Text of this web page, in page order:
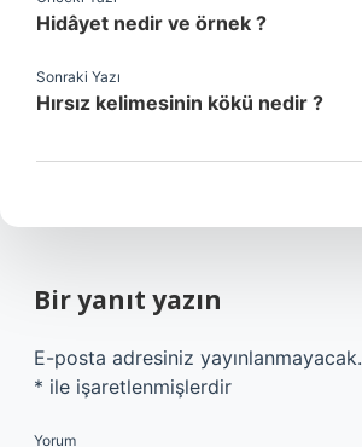
Hidâyet nedir ve örnek ?
Sonraki Yazı
Hırsız kelimesinin kökü nedir ?
Bir yanıt yazın
E-posta adresiniz yayınlanmayacak.
* ile işaretlenmişlerdir
Yorum